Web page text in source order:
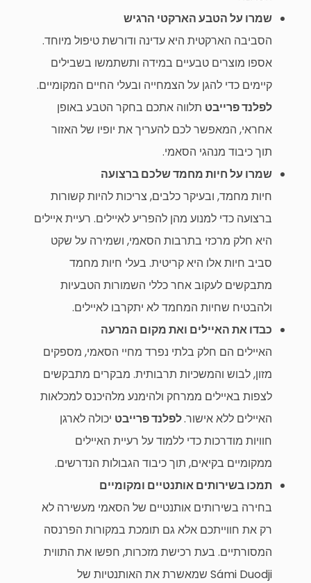
שמרו על הטבע הארקטי הרגיש
הסביבה הארקטית היא עדינה ודורשת טיפול מיוחד.
אספו מוצרים טבעיים במידה ותשתמשו בשבילים
קיימים כדי להגן על הצמחייה ובעלי החיים המקומיים.
לפלנד פרייבט תלווה אתכם בחקר הטבע באופן
אחראי, המאפשר לכם להעריך את יופיו של האזור
תוך כיבוד מנהגי הסאמי.
שמרו על חיות מחמד שלכם ברצועה
חיות מחמד, ובעיקר כלבים, צריכות להיות קשורות
ברצועה כדי למנוע מהן להפריע לאיילים. רעיית איילים
היא חלק מרכזי בתרבות הסאמי, ושמירה על שקט
סביב חיות אלו היא קריטית. בעלי חיות מחמד
מתבקשים לעקוב אחר כללי השמורות הטבעיות
ולהבטיח שחיות המחמד לא יתקרבו לאיילים.
כבדו את האיילים ואת מקום המרעה
האיילים הם חלק בלתי נפרד מחיי הסאמי, מספקים
מזון, לבוש והמשכיות תרבותית. מבקרים מתבקשים
לצפות באיילים ממרחק ולהימנע מלהיכנס למכלאות
האיילים ללא אישור.לפלנד פרייבט יכולה לארגן
חוויות מודרכות כדי ללמוד על רעיית האיילים
ממקומיים בקיאים, תוך כיבוד הגבולות הנדרשים.
תמכו בשירותים אותנטיים ומקומיים
בחירה בשירותים אותנטיים של הסאמי מעשירה לא
רק את חווייתכם אלא גם תומכת במקורות הפרנסה
המסורתיים. בעת רכישת מזכרות, חפשו את התווית
Sámi Duodji שמאשרת את האותנטיות של